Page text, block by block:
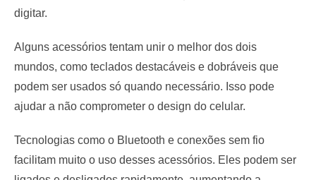
digitar.
Alguns acessórios tentam unir o melhor dos dois
mundos, como teclados destacáveis e dobráveis que
podem ser usados só quando necessário. Isso pode
ajudar a não comprometer o design do celular.
Tecnologias como o Bluetooth e conexões sem fio
facilitam muito o uso desses acessórios. Eles podem ser